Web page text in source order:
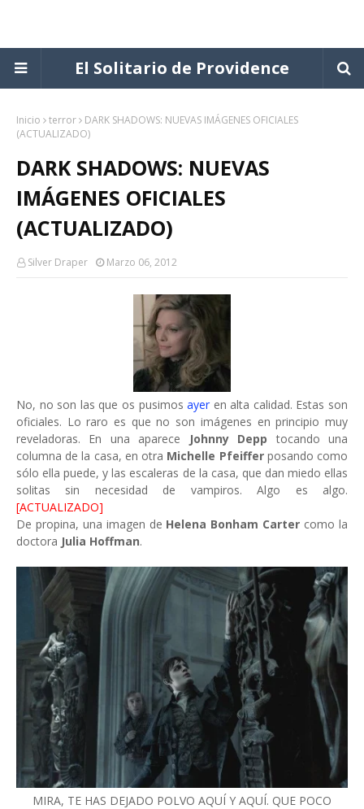
El Solitario de Providence
Inicio terror
DARK SHADOWS: NUEVAS IMÁGENES OFICIALES
(ACTUALIZADO)
DARK SHADOWS: NUEVAS
IMÁGENES OFICIALES
(ACTUALIZADO)
Silver Draper Marzo 06, 2012
No, no son las que os pusimosayer en alta calidad. Estas son
oficiales. Lo raro es que no son imágenes en principio muy
reveladoras. En una aparece
Johnny Depp tocando una
columna de la casa, en otra Michelle Pfeifferposando como
sólo ella puede, y las escaleras de la casa, que dan miedo ellas
solitas sin necesidad de vampiros. Algo es algo.
[ACTUALIZADO]
De propina, una imagen de Helena Bonham Carter como la
doctora Julia Hoffman.
MIRA, TE HAS DEJADO POLVO AQUÍ Y AQUÍ. QUE POCO